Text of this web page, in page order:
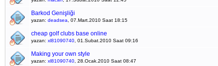
Barkod Genişliği
yazan: deadsea , 07.Mart.2010 Saat 18:15
cheap golf clubs base online
yazan: xl81090740 , 01.Subat.2010 Saat 09:16
Making your own style
yazan: xl81090740 , 28.Ocak.2010 Saat 08:47